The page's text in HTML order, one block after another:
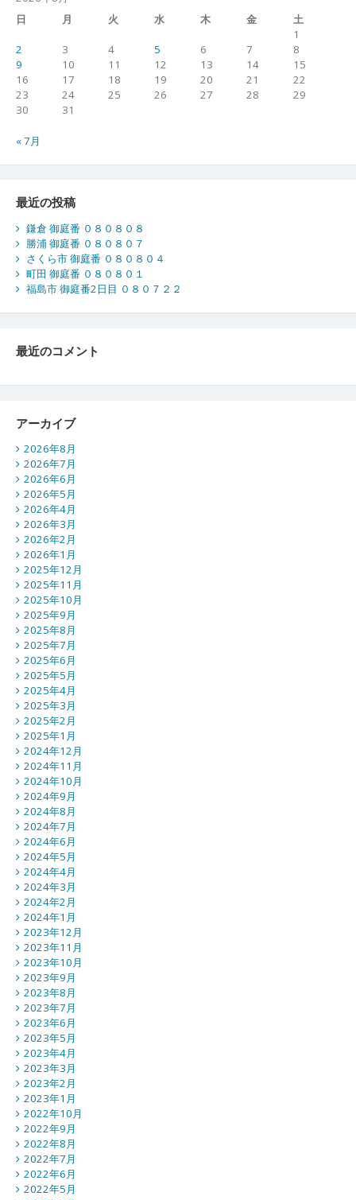
日
月 火 水 木 金
土
1
2
3 4 5 6 7
8
9
10 11 12 13 14
15
16
17 18 19 20 21
22
23
24 25 26 27 28
29
30
31
« 7月
最近の投稿
鎌倉 御庭番 ０８０８０８
勝浦 御庭番 ０８０８０７
さくら市 御庭番 ０８０８０４
町田 御庭番 ０８０８０１
福島市 御庭番2日目 ０８０７２２
最近のコメント
アーカイブ
2026年8月
2026年7月
2026年6月
2026年5月
2026年4月
2026年3月
2026年2月
2026年1月
2025年12月
2025年11月
2025年10月
2025年9月
2025年8月
2025年7月
2025年6月
2025年5月
2025年4月
2025年3月
2025年2月
2025年1月
2024年12月
2024年11月
2024年10月
2024年9月
2024年8月
2024年7月
2024年6月
2024年5月
2024年4月
2024年3月
2024年2月
2024年1月
2023年12月
2023年11月
2023年10月
2023年9月
2023年8月
2023年7月
2023年6月
2023年5月
2023年4月
2023年3月
2023年2月
2023年1月
2022年10月
2022年9月
2022年8月
2022年7月
2022年6月
2022年5月